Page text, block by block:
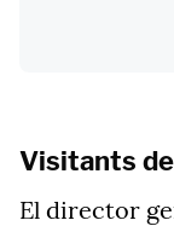
Visitants de
El director